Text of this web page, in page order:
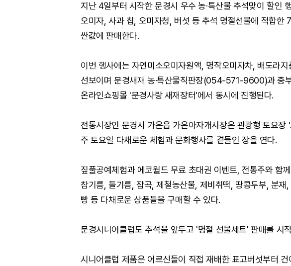
지난 4일부터 시작한 문경시 우수 농·특산물 추석맞이 할인
오미자, 사과 칩, 오미자청, 버섯 등 추석 명절선물에 적합
싼값에 판매한다.
이번 행사에는 자연미소오미자원액, 명작오미자차, 배도라
선보이며 문경새재 농·특산물직판장(054-571-9600)과 중
온라인쇼핑몰 '문경사랑 새재장터'에서 동시에 진행된다.
전통시장인 문경시 가은읍 가은아자개시장은 관광형 토요장
주 토요일 다채로운 체험과 문화행사를 곁들인 장을 연다.
짚풀공예체험과 에코월드 무료 초대권 이벤트, 전통주와 함
참기름, 들기름, 잡곡, 제철농산물, 제비취떡, 땅콩두부, 분재,
빵 등 다채로운 상품들을 구매할 수 있다.
문경시니어클럽도 추석을 앞두고 '명절 선물세트' 판매를 시
시니어클럽 제품은 어르신들이 직접 재배한 표고버섯부터